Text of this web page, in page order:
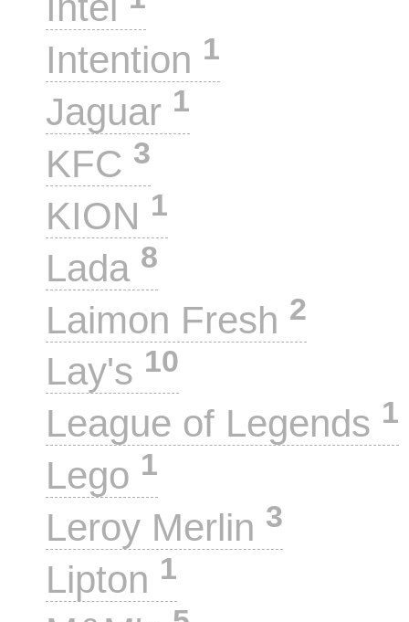
Intention 1
Jaguar 1
KFC 3
KION 1
Lada 8
Laimon Fresh 2
Lay's 10
League of Legends 1
Lego 1
Leroy Merlin 3
Lipton 1